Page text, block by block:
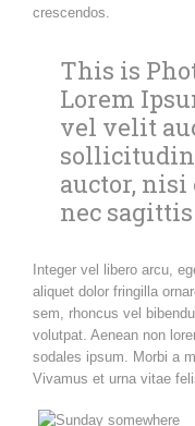
crescendos.
This is
Lorem
vel velit
auctor,
nec
Integer vel libero arcu,
aliquet dolor fringilla
sem, rhoncus vel
volutpat. Aenean non
sodales ipsum. Morbi a
Vivamus et urna vitae